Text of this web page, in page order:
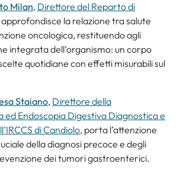
Milan, Direttore del Reparto di
approfondisce la relazione tra salute
oncologica, restituendo agli
integrata dell’organismo: un corpo
quotidiane con effetti misurabili sul
Staiano, Direttore della
Endoscopia Digestiva Diagnostica e
di Candiolo, porta l’attenzione
della diagnosi precoce e degli
dei tumori gastroenterici.